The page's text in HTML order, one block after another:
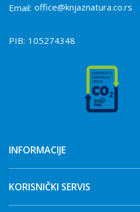
Email: office@knjaznatura.co.rs
PIB: 105274348
INFORMACIJE
KORISNIČKI SERVIS